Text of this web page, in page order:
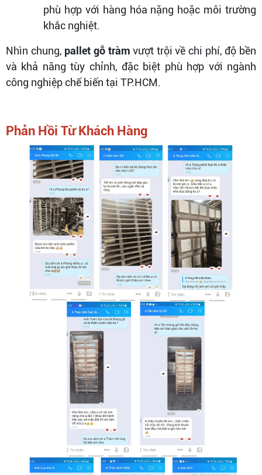
phù hợp với hàng hóa nặng hoặc môi trường
khắc nghiệt.
Nhìn chung, pallet gỗ tràm vượt trội về chi phí, độ bền
và khả năng tùy chỉnh, đặc biệt phù hợp với ngành
công nghiệp chế biến tại TP.HCM.
Phản Hồi Từ Khách Hàng